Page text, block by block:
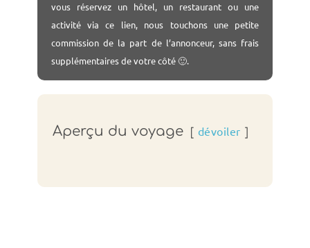
vous réservez un hôtel, un restaurant ou une
activité via ce lien, nous touchons une petite
commission de la part de l’annonceur, sans frais
supplémentaires de votre côté 🙂.
Aperçu du voyage dévoiler